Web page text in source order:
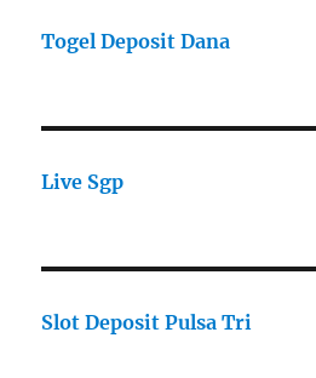
Togel Deposit Dana
Live Sgp
Slot Deposit Pulsa Tri